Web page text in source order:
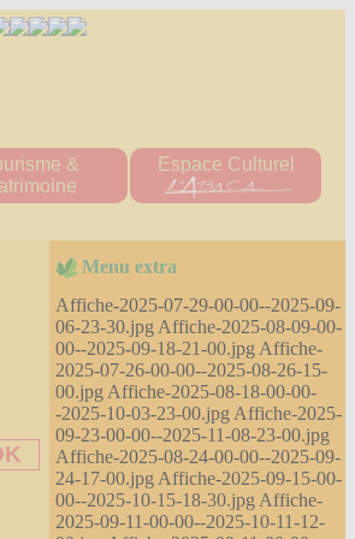
&
bâti
Espace Culturel
Menu extra
Affiche-2025-07-29-00-00--2025-09-
06-23-30.jpg Affiche-2025-08-09-00-
00--2025-09-18-21-00.jpg Affiche-
2025-07-26-00-00--2025-08-26-15-
00.jpg Affiche-2025-08-18-00-00-
-2025-10-03-23-00.jpg Affiche-2025-
09-23-00-00--2025-11-08-23-00.jpg
Affiche-2025-08-24-00-00--2025-09-
24-17-00.jpg Affiche-2025-09-15-00-
00--2025-10-15-18-30.jpg Affiche-
2025-09-11-00-00--2025-10-11-12-